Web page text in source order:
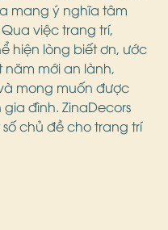
mang ý nghĩa tâm
việc trang trí,
hiện lòng biết ơn, ước
năm mới an lành,
mong muốn được
đình. ZinaDecors
chủ đề cho trang trí